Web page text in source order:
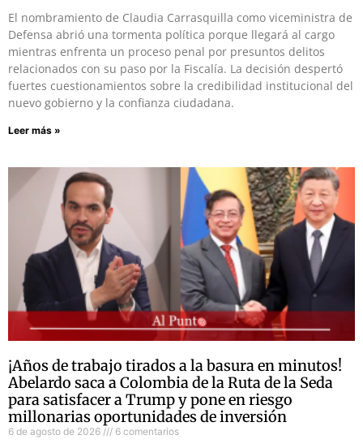
El nombramiento de Claudia Carrasquilla como viceministra de
Defensa abrió una tormenta política porque llegará al cargo
mientras enfrenta un proceso penal por presuntos delitos
relacionados con su paso por la Fiscalía. La decisión despertó
fuertes cuestionamientos sobre la credibilidad institucional del
nuevo gobierno y la confianza ciudadana.
Leer más »
¡Años de trabajo tirados a la basura en minutos!
Abelardo saca a Colombia de la Ruta de la Seda
para satisfacer a Trump y pone en riesgo
millonarias oportunidades de inversión
6 de agosto de 2026 6 comentarios